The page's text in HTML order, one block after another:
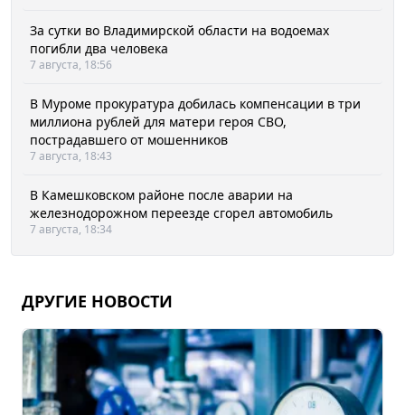
За сутки во Владимирской области на водоемах
погибли два человека
7 августа, 18:56
В Муроме прокуратура добилась компенсации в три
миллиона рублей для матери героя СВО,
пострадавшего от мошенников
7 августа, 18:43
В Камешковском районе после аварии на
железнодорожном переезде сгорел автомобиль
7 августа, 18:34
ДРУГИЕ НОВОСТИ